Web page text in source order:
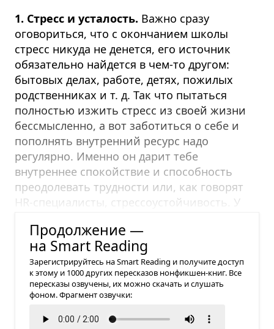
1. Стресс и усталость. Важно сразу
оговориться, что с окончанием школы
стресс никуда не денется, его источник
обязательно найдется в чем-то другом:
бытовых делах, работе, детях, пожилых
родственниках и т. д. Так что пытаться
полностью изжить стресс из своей жизни
бессмысленно, а вот заботиться о себе и
пополнять внутренний ресурс надо
регулярно. Именно он дарит тебе
внутреннее спокойствие и способность
преодолевать трудности или, как говорят
HR-специалисты, стрессоустойчивость. У
Продолжение —
на Smart Reading
Зарегистрируйтесь на Smart Reading и получите доступ
к этому и 1000 других пересказов нонфикшен-книг. Все
пересказы озвучены, их можно скачать и слушать
фоном. Фрагмент озвучки: